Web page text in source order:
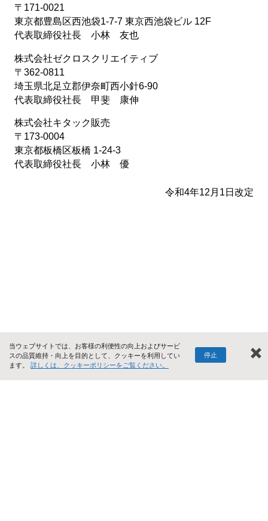
〒171-0021
東京都豊島区西池袋1-7-7 東京西池袋ビル 12F
代表取締役社長 小林 友也
株式会社ゼクロスクリエイティブ
〒362-0811
埼玉県北足立郡伊奈町西小針6-90
代表取締役社長 甲斐 康伸
株式会社キタック販売
〒173-0004
東京都板橋区板橋 1-24-3
代表取締役社長 小林 優
令和4年12月1日改定
当ウェブサイトでは、お客様の利便性の向上およびサービ
スの品質維持・向上を目的として、クッキーを利用してい
ます。 詳しくは、クッキーポリシーをご覧ください。
停止